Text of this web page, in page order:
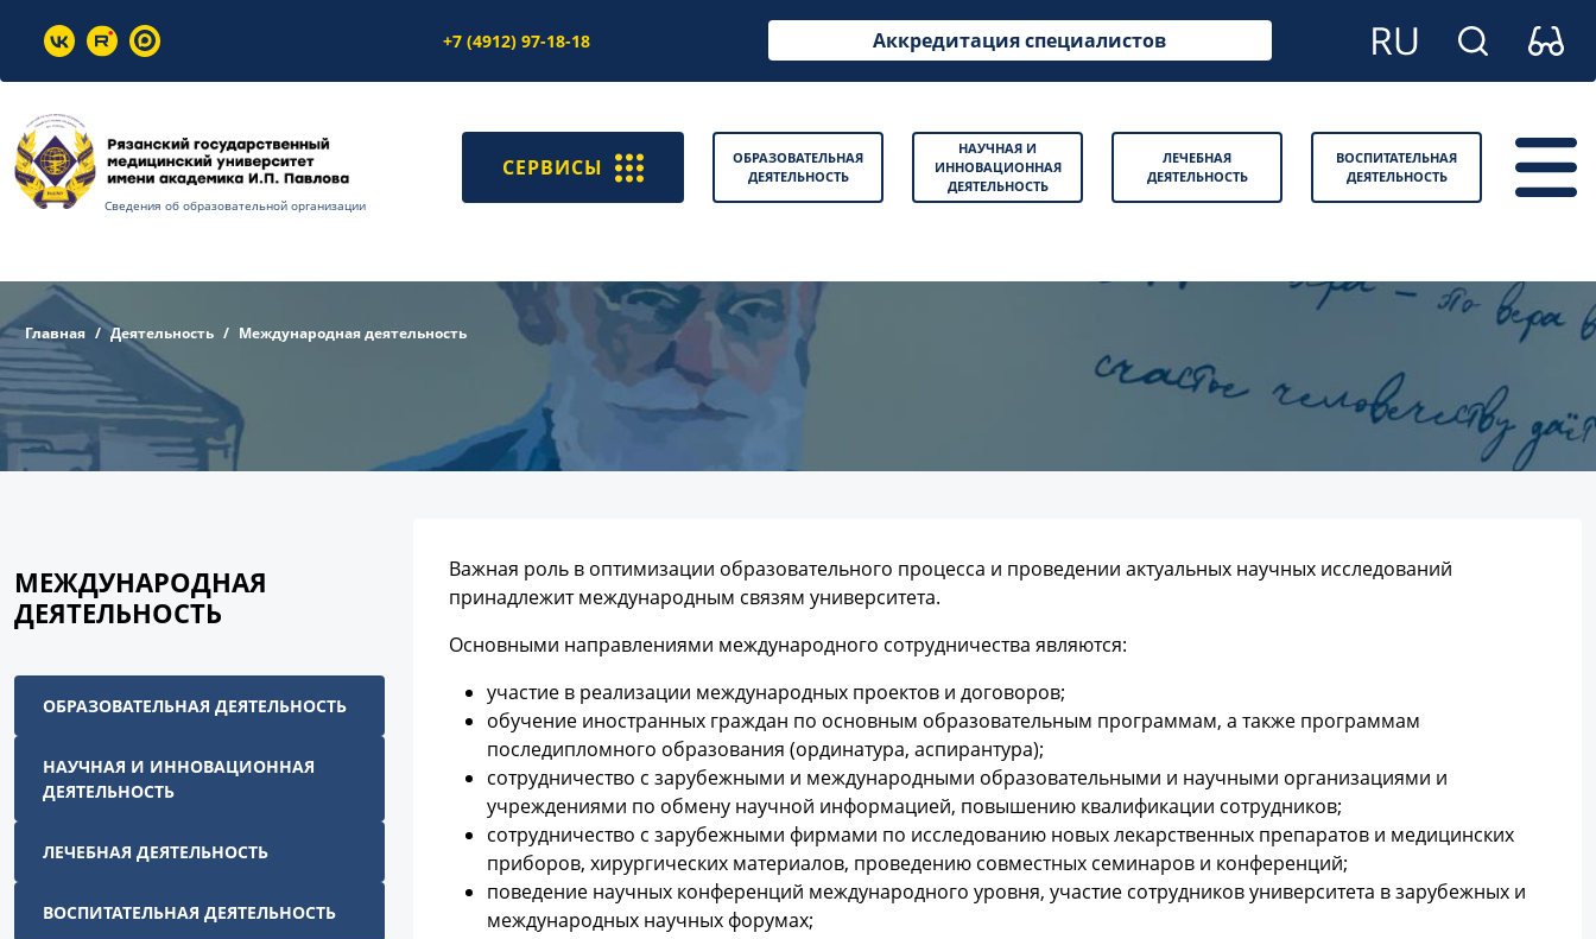
+7 (4912) 97-18-18 Аккредитация специалистов
Сведения об образовательной организации
СЕРВИСЫ
ОБРАЗОВАТЕЛЬНАЯ
ДЕЯТЕЛЬНОСТЬ
НАУЧНАЯ И
ИННОВАЦИОННАЯ
ДЕЯТЕЛЬНОСТЬ
ЛЕЧЕБНАЯ
ДЕЯТЕЛЬНОСТЬ
ВОСПИТАТЕЛЬНАЯ
ДЕЯТЕЛЬНОСТЬ
Главная Деятельность Международная деятельность
МЕЖДУНАРОДНАЯ
ДЕЯТЕЛЬНОСТЬ
ОБРАЗОВАТЕЛЬНАЯ ДЕЯТЕЛЬНОСТЬ
НАУЧНАЯ И ИННОВАЦИОННАЯ
ДЕЯТЕЛЬНОСТЬ
ЛЕЧЕБНАЯ ДЕЯТЕЛЬНОСТЬ
ВОСПИТАТЕЛЬНАЯ ДЕЯТЕЛЬНОСТЬ
Важная роль в оптимизации образовательного процесса и проведении актуальных научных исследований
принадлежит международным связям университета.
Основными направлениями международного сотрудничества являются:
участие в реализации международных проектов и договоров;
обучение иностранных граждан по основным образовательным программам, а также программам
последипломного образования (ординатура, аспирантура);
сотрудничество с зарубежными и международными образовательными и научными организациями и
учреждениями по обмену научной информацией, повышению квалификации сотрудников;
сотрудничество с зарубежными фирмами по исследованию новых лекарственных препаратов и медицинских
приборов, хирургических материалов, проведению совместных семинаров и конференций;
поведение научных конференций международного уровня, участие сотрудников университета в зарубежных и
международных научных форумах;